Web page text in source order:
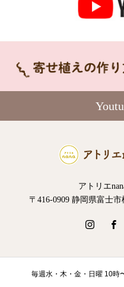
アトリエ
〒416-0909 静岡県富士
毎週水・木・金・日曜 10時